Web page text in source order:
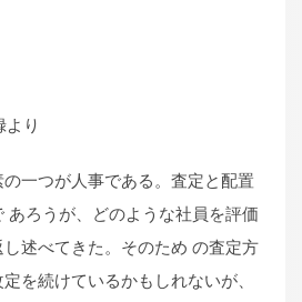
より
一つが人事である。査定と配置
あろうが、どのような社員を評価
述べてきた。そのため の査定方
を続けているかもしれないが、